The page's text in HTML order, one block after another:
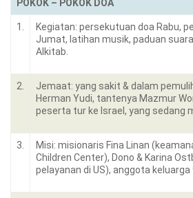
POKOK – POKOK DOA
1.
Kegiatan: persekutuan doa Rabu,
Jumat, latihan musik, paduan
Alkitab.
2.
Jemaat: yang sakit & dalam
Herman Yudi, tantenya Mazmur
peserta tur ke Israel, yang sedang
3.
Misi: misionaris Fina Linan
Children Center), Dono & Karina
pelayanan di US), anggota keluarga